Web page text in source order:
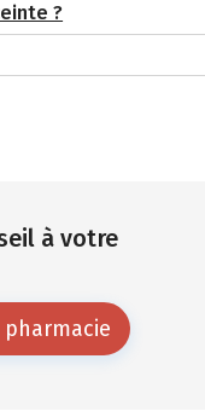
à votre
?